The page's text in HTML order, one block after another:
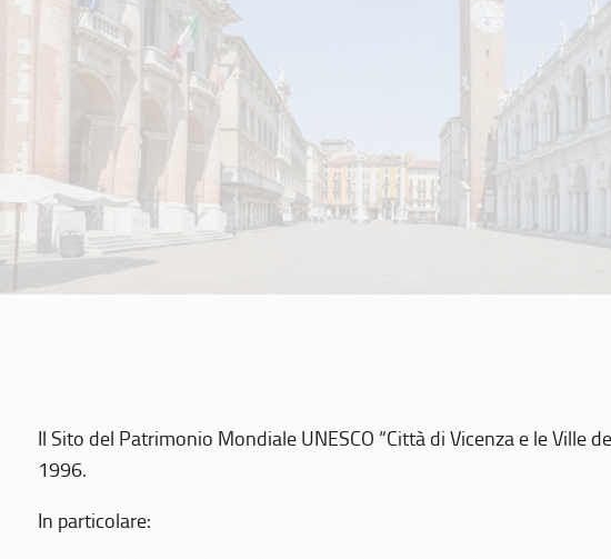
Il Sito del Patrimonio Mondiale UNESCO “Città di Vicenza e le Ville
1996.
In particolare: